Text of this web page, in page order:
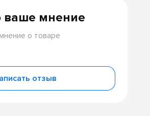
ваше мнение
о товаре
отзыв